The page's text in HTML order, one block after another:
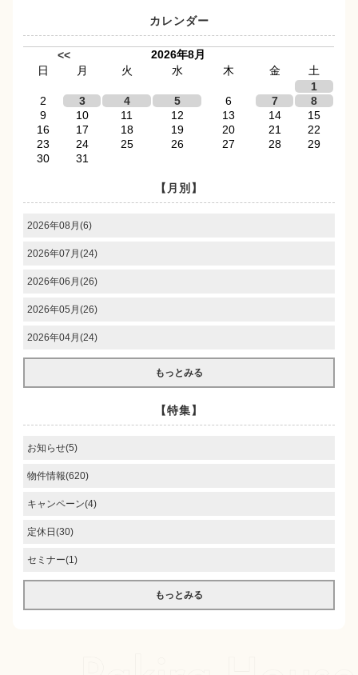
カレンダー
<<
2026年8月
日
月 火 水 木 金
土
1
2
3 4 5 6 7
8
9
10 11 12 13 14
15
16
17 18 19 20 21
22
23
24 25 26 27 28
29
30
31
【月別】
2026年08月(6)
2026年07月(24)
2026年06月(26)
2026年05月(26)
2026年04月(24)
もっとみる
【特集】
お知らせ(5)
物件情報(620)
キャンペーン(4)
定休日(30)
セミナー(1)
もっとみる